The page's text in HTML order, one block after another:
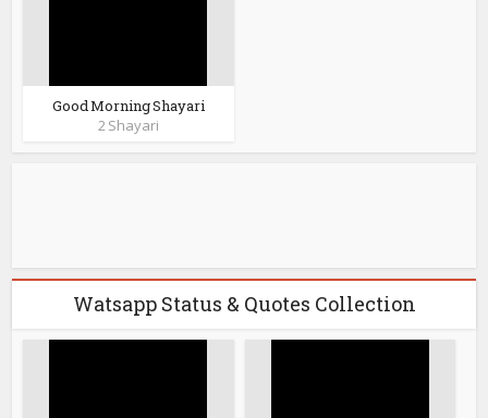
Good Morning Shayari
2 Shayari
Watsapp Status & Quotes Collection